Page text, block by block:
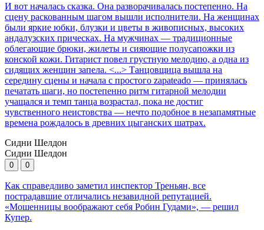
И вот началась сказка. Она разворачивалась постепенно. На
сцену раскованным шагом вышли исполнители. На женщинах
были яркие юбки, блузки и цветы в живописных, высоких
андалузских прическах. На мужчинах — традиционные
облегающие брюки, жилеты и сияющие полусапожки из
конской кожи. Гитарист повел грустную мелодию, а одна из
сидящих женщин запела. <...> Танцовщица вышла на
середину сцены и начала с простого zapateado — принялась
печатать шаги, но постепенно ритм гитарной мелодии
учащался и темп танца возрастал, пока не достиг
чувственного неистовства — нечто подобное в незапамятные
времена рождалось в древних цыганских шатрах.
Сидни Шелдон
Сидни Шелдон
0 0
Как справедливо заметил инспектор Треньян, все
пострадавшие отличались незавидной репутацией.
«Мошенницы воображают себя Робин Гудами», — решил
Купер.